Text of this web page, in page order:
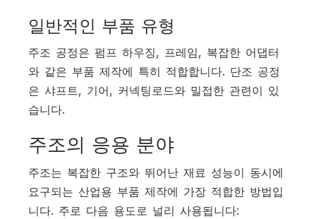
일반적인 부품 유형
주조 공정은 펌프 하우징, 프레임, 복잡한 어댑터
와 같은 부품 제작에 특히 적합합니다. 단조 공정
은 샤프트, 기어, 커넥팅로드와 밀접한 관련이 있
습니다.
주조의 응용 분야
주조는 복잡한 구조와 뛰어난 재료 성능이 동시에
요구되는 산업용 부품 제작에 가장 적합한 방법입
니다. 주로 다음 용도로 널리 사용됩니다: